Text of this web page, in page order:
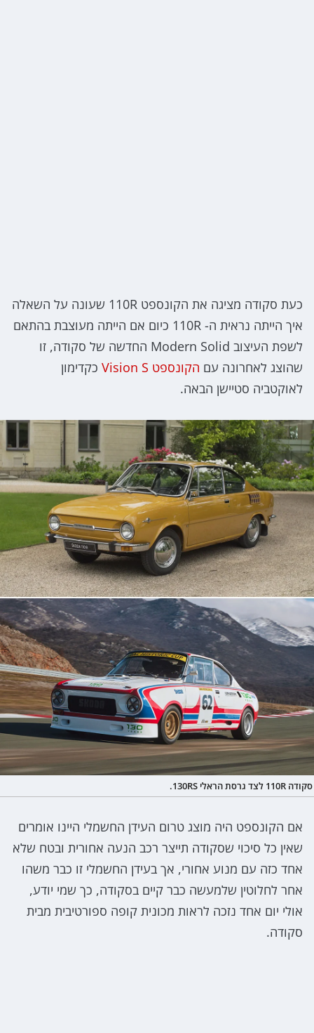
כעת סקודה מציגה את הקונספט 110R שעונה על השאלה
איך הייתה נראית ה- 110R כיום אם הייתה מעוצבת בהתאם
לשפת העיצוב Modern Solid החדשה של סקודה, זו
שהוצג לאחרונה עם הקונספט Vision S
כקדימון
לאוקטביה סטיישן הבאה.
סקודה 110R לצד גרסת הראלי 130RS.
אם הקונספט היה מוצג טרום העידן החשמלי היינו אומרים
שאין כל סיכוי שסקודה תייצר רכב הנעה אחורית ובטח שלא
אחד כזה עם מנוע אחורי, אך בעידן החשמלי זו כבר משהו
אחר לחלוטין שלמעשה כבר קיים בסקודה, כך שמי יודע,
אולי יום אחד נזכה לראות מכונית קופה ספורטיבית מבית
סקודה.